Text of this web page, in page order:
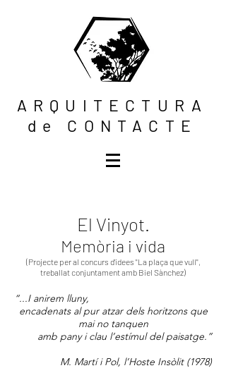
ARQUITECTURA
de CONTACTE
El Vinyot.
Memòria i vida
(Projecte per al concurs d'idees "La plaça que vull",
treballat conjuntament amb Biel Sànchez)
“...I anirem lluny,
encadenats al pur atzar dels horitzons que
mai no tanquen
amb pany i clau l’estímul del paisatge.”
M. Martí i Pol, l’Hoste Insòlit (1978)